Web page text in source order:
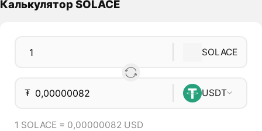
Калькулятор SOLACE
SOLACE
₮ USDT
1 SOLACE = 0,00000082 USD